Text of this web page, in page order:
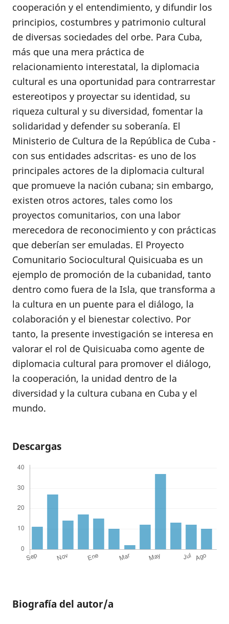
cooperación y el entendimiento, y difundir los
principios, costumbres y patrimonio cultural
de diversas sociedades del orbe. Para Cuba,
más que una mera práctica de
relacionamiento interestatal, la diplomacia
cultural es una oportunidad para contrarrestar
estereotipos y proyectar su identidad, su
riqueza cultural y su diversidad, fomentar la
solidaridad y defender su soberanía. El
Ministerio de Cultura de la República de Cuba -
con sus entidades adscritas- es uno de los
principales actores de la diplomacia cultural
que promueve la nación cubana; sin embargo,
existen otros actores, tales como los
proyectos comunitarios, con una labor
merecedora de reconocimiento y con prácticas
que deberían ser emuladas. El Proyecto
Comunitario Sociocultural Quisicuaba es un
ejemplo de promoción de la cubanidad, tanto
dentro como fuera de la Isla, que transforma a
la cultura en un puente para el diálogo, la
colaboración y el bienestar colectivo. Por
tanto, la presente investigación se interesa en
valorar el rol de Quisicuaba como agente de
diplomacia cultural para promover el diálogo,
la cooperación, la unidad dentro de la
diversidad y la cultura cubana en Cuba y el
mundo.
Descargas
Biografía del autor/a